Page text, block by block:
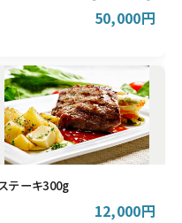
50,000円
テーキ300g
12,000円